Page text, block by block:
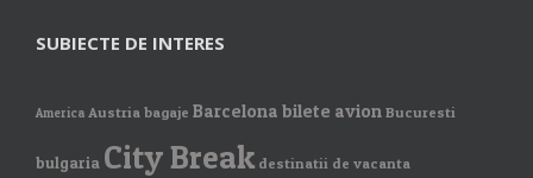
SUBIECTE DE INTERES
America Austria bagaje Barcelona bilete avion Bucuresti
bulgaria City Break destinatii de vacanta